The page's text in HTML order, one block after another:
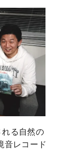
る自然の
音レコード